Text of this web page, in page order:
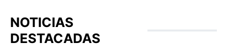
NOTICIAS
DESTACADAS